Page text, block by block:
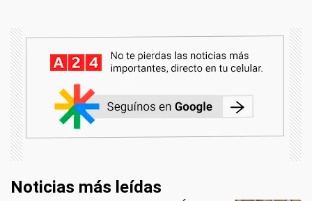
Noticias más leídas